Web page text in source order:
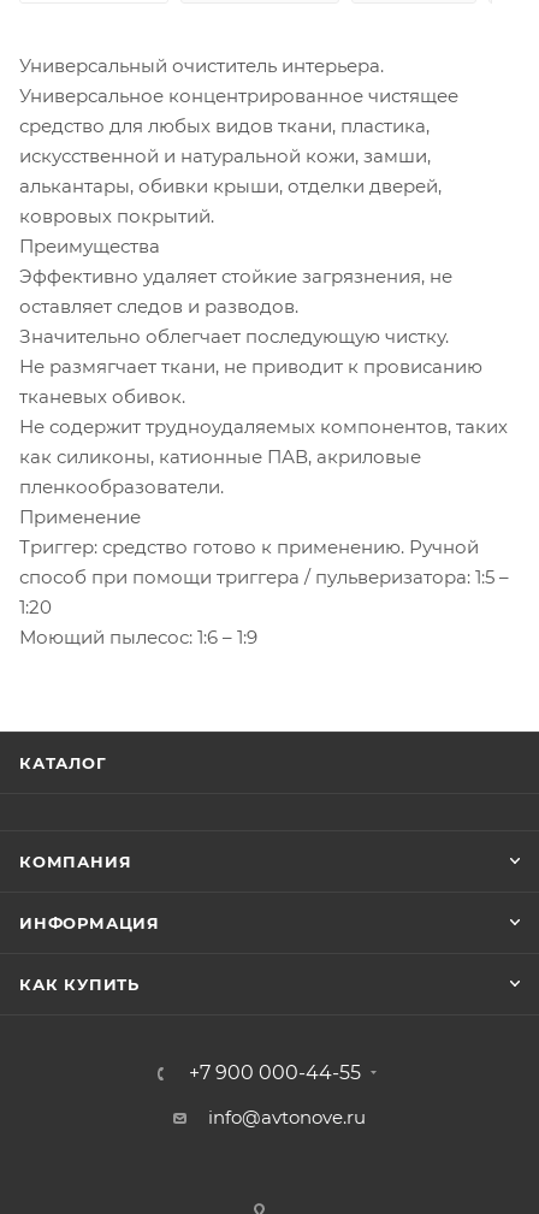
Универсальный очиститель интерьера.
Универсальное концентрированное чистящее
средство для любых видов ткани, пластика,
искусственной и натуральной кожи, замши,
алькантары, обивки крыши, отделки дверей,
ковровых покрытий.
Преимущества
Эффективно удаляет стойкие загрязнения, не
оставляет следов и разводов.
Значительно облегчает последующую чистку.
Не размягчает ткани, не приводит к провисанию
тканевых обивок.
Не содержит трудноудаляемых компонентов, таких
как силиконы, катионные ПАВ, акриловые
пленкообразователи.
Применение
Триггер: средство готово к применению. Ручной
способ при помощи триггера / пульверизатора: 1:5 –
1:20
Моющий пылесос: 1:6 – 1:9
КАТАЛОГ
КОМПАНИЯ
ИНФОРМАЦИЯ
КАК КУПИТЬ
+7 900 000-44-55
info@avtonove.ru